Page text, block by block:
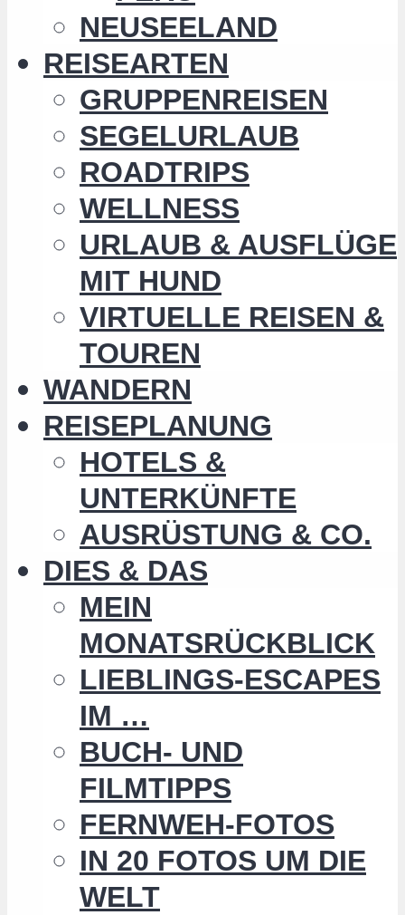
NEUSEELAND
REISEARTEN
GRUPPENREISEN
SEGELURLAUB
ROADTRIPS
WELLNESS
URLAUB & AUSFLÜGE
MIT HUND
VIRTUELLE REISEN &
TOUREN
WANDERN
REISEPLANUNG
HOTELS &
UNTERKÜNFTE
AUSRÜSTUNG & CO.
DIES & DAS
MEIN
MONATSRÜCKBLICK
LIEBLINGS-ESCAPES
IM …
BUCH- UND
FILMTIPPS
FERNWEH-FOTOS
IN 20 FOTOS UM DIE
WELT